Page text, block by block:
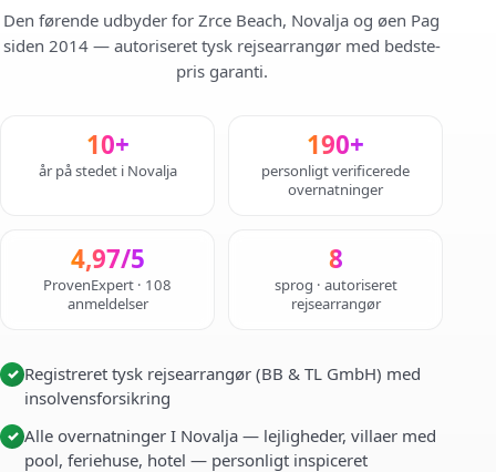
Den førende udbyder for Zrce Beach, Novalja og øen Pag
siden 2014 — autoriseret tysk rejsearrangør med bedste-
pris garanti.
10+
år på stedet i Novalja
190+
personligt verificerede
overnatninger
4,97/5
ProvenExpert · 108
anmeldelser
8
sprog · autoriseret
rejsearrangør
✓ Registreret tysk rejsearrangør (BB & TL GmbH) med
insolvensforsikring
✓ Alle overnatninger I Novalja — lejligheder, villaer med
pool, feriehuse, hotel — personligt inspiceret